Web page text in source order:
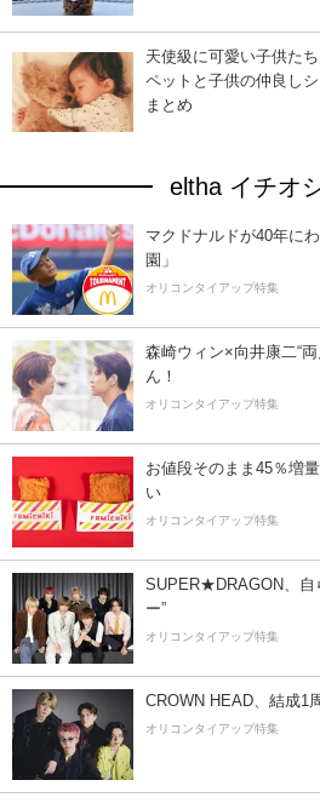
天使級に可愛い子供たち
ペットと子供の仲良し
まとめ
eltha イチオ
マクドナルドが40年に
園」
オリコンタイアップ特集
森崎ウィン×向井康二“
ん！
オリコンタイアップ特集
お値段そのまま45％増
い
オリコンタイアップ特集
SUPER★DRAGON、自
ー”
オリコンタイアップ特集
CROWN HEAD、結成1
オリコンタイアップ特集